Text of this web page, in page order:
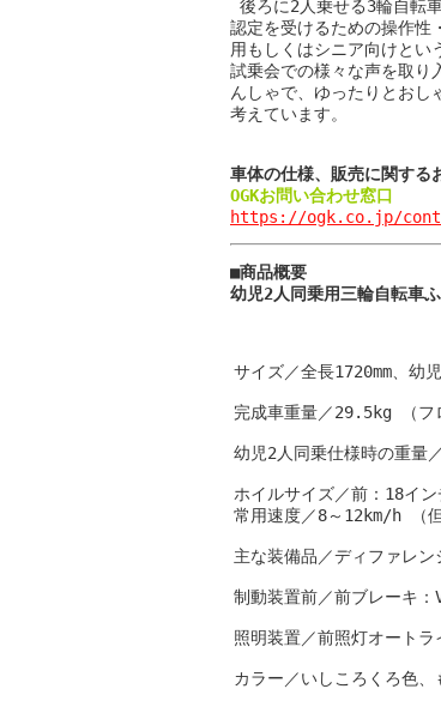
後ろに2人乗せる3輪自転
認定を受けるための操作性
用もしくはシニア向けとい
試乗会での様々な声を取り
んしゃで、ゆったりとおし
考えています。
車体の仕様、販売に関する
OGKお問い合わせ窓口
https://ogk.co.jp/
■商品概要
幼児2人同乗用三輪自転車
サイズ／全長1720mm、幼
完成車重量／29.5kg （フ
幼児2人同乗仕様時の重量
ホイルサイズ／前：18イ
常用速度／8～12km/h （
主な装備品／ディファレ
制動装置前／前ブレーキ
照明装置／前照灯オートラ
カラー／いしころくろ色